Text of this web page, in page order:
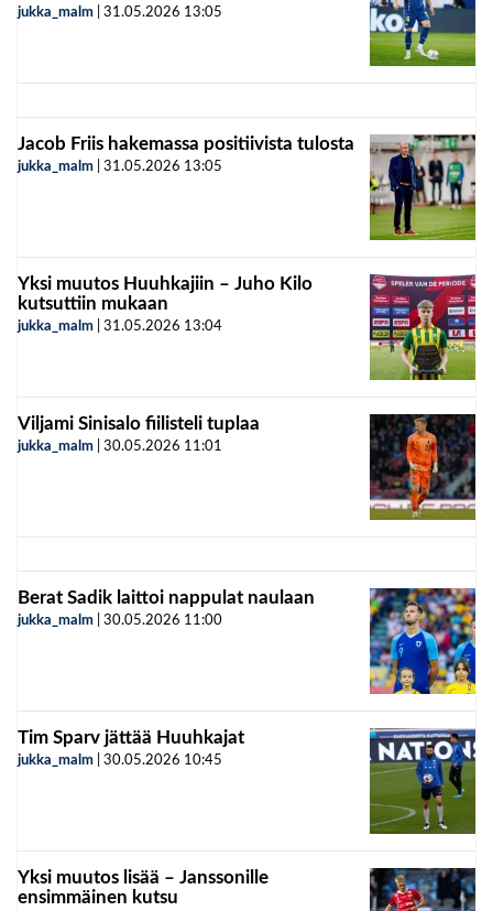
jukka_malm 31.05.2026 13:05
Jacob Friis hakemassa positiivista tulosta
jukka_malm 31.05.2026 13:05
Yksi muutos Huuhkajiin – Juho Kilo
kutsuttiin mukaan
jukka_malm 31.05.2026 13:04
Viljami Sinisalo fiilisteli tuplaa
jukka_malm 30.05.2026 11:01
Berat Sadik laittoi nappulat naulaan
jukka_malm 30.05.2026 11:00
Tim Sparv jättää Huuhkajat
jukka_malm 30.05.2026 10:45
Yksi muutos lisää – Janssonille
ensimmäinen kutsu